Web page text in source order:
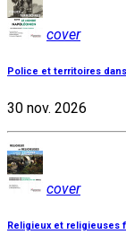
cover
Police et territoires
30 nov. 2026
cover
Religieux et religieuses